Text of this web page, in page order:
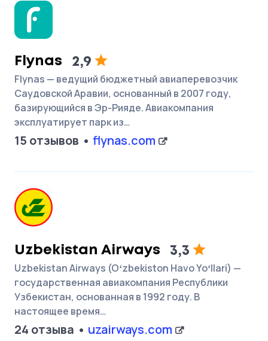
Flynas 2,9
Flynas — ведущий бюджетный авиаперевозчик
Саудовской Аравии, основанный в 2007 году,
базирующийся в Эр-Рияде. Авиакомпания
эксплуатирует парк из…
15 отзывов flynas.com
Uzbekistan Airways 3,3
Uzbekistan Airways (Oʻzbekiston Havo Yoʻllari) —
государственная авиакомпания Республики
Узбекистан, основанная в 1992 году. В
настоящее время…
24 отзыва uzairways.com